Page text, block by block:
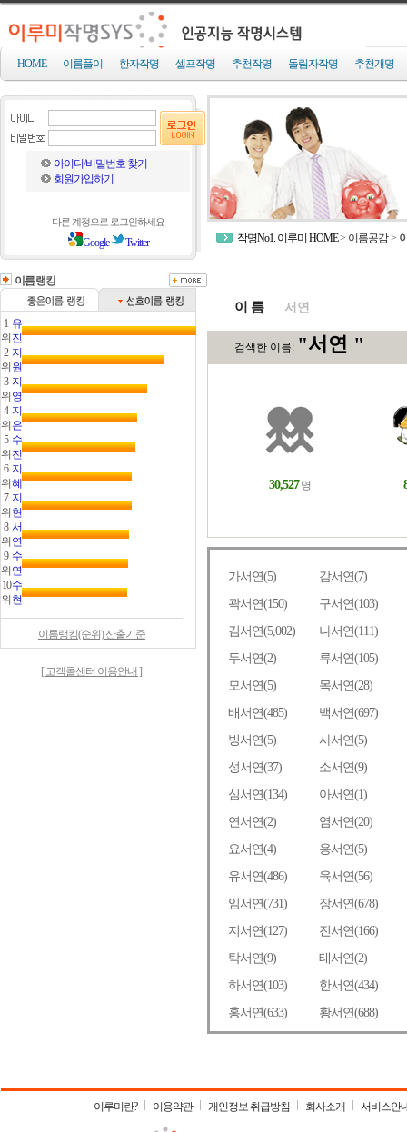
HOME 이름풀이 한자작명 셀프작명 추천작명 돌림자작명 추천개명
아이디/비밀번호 찾기
회원가입하기
다른 계정으로 로그인하세요
Google Twitter
이름랭킹
1
위
유
진
2
위
지
원
3
위
지
영
4
위
지
은
5
위
수
진
6
위
지
혜
7
위
지
현
8
위
서
연
9
위
수
연
10
위
수
현
이름랭킹(순위) 산출기준
[ 고객콜센터 이용안내 ]
작명No1. 이루미 HOME> 이름공감>
이 름
이루미란? 이용약관 개인정보 취급방침 회사소개 서비스안